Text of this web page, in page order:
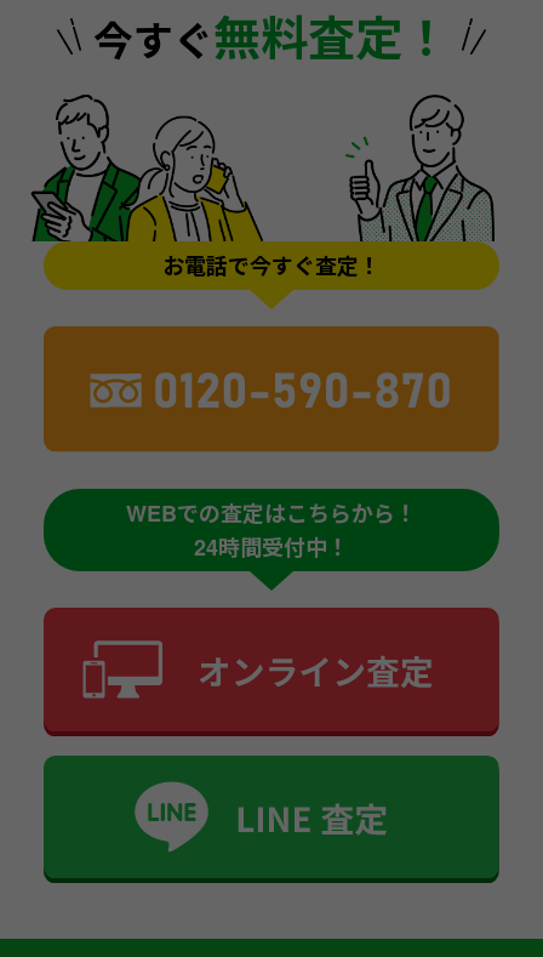
今すぐ無料査定！
お電話で今すぐ査定！
WEBでの査定はこちらから！
24時間受付中！